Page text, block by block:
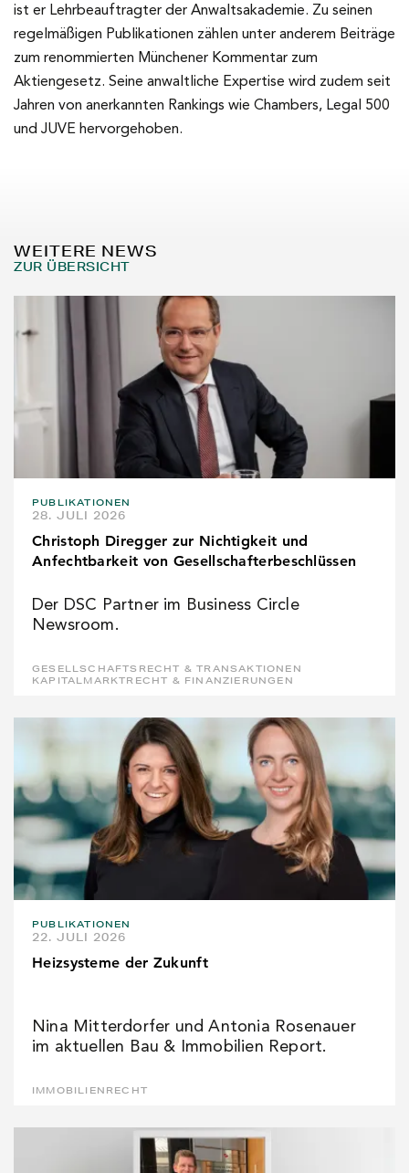
ist er Lehrbeauftragter der Anwaltsakademie. Zu seinen
regelmäßigen Publikationen zählen unter anderem Beiträge
zum renommierten Münchener Kommentar zum
Aktiengesetz. Seine anwaltliche Expertise wird zudem seit
Jahren von anerkannten Rankings wie Chambers, Legal 500
und JUVE hervorgehoben.
WEITERE NEWS
ZUR ÜBERSICHT
PUBLIKATIONEN
28. JULI 2026
Christoph Diregger zur Nichtigkeit und
Anfechtbarkeit von Gesellschafterbeschlüssen
Der DSC Partner im Business Circle
Newsroom.
GESELLSCHAFTSRECHT & TRANSAKTIONEN
KAPITALMARKTRECHT & FINANZIERUNGEN
PUBLIKATIONEN
22. JULI 2026
Heizsysteme der Zukunft
Nina Mitterdorfer und Antonia Rosenauer
im aktuellen Bau & Immobilien Report.
IMMOBILIENRECHT